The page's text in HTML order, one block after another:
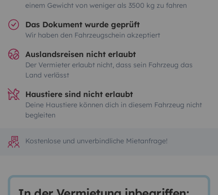
einem Gewicht von weniger als 3500 kg zu fahren
Das Dokument wurde geprüft
Wir haben den Fahrzeugschein akzeptiert
Auslandsreisen nicht erlaubt
Der Vermieter erlaubt nicht, dass sein Fahrzeug das
Land verlässt
Haustiere sind nicht erlaubt
Deine Haustiere können dich in diesem Fahrzeug nicht
begleiten
Kostenlose und unverbindliche Mietanfrage!